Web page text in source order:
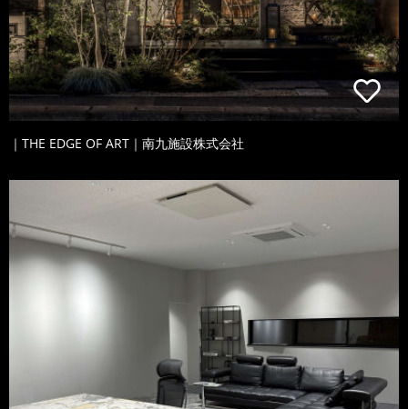
｜THE EDGE OF ART｜南九施設株式会社